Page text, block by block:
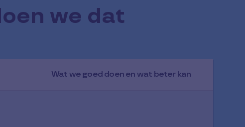
we dat
Wat we goed doen en wat beter kan